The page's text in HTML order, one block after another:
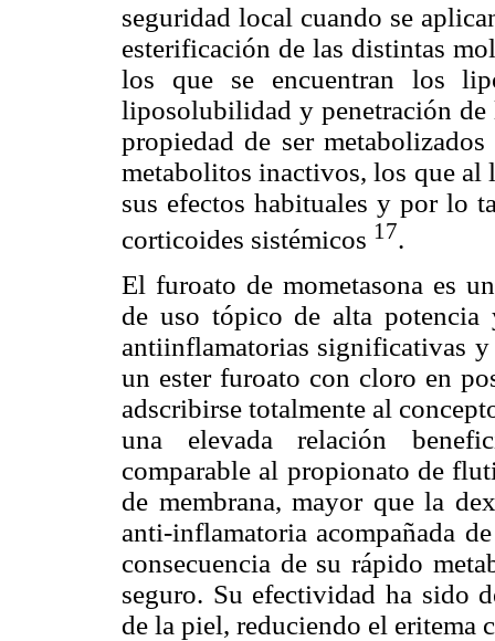
seguridad local cuando se
esterificación de las distintas
los que se encuentran los
liposolubilidad y penetración de
propiedad de ser
metabolitos inactivos, los que al
sus efectos habituales y por lo
corticoides sistémicos 17.
El furoato de mometasona es
de uso tópico de alta potencia
antiinflamatorias significativas
un ester furoato con cloro en
adscribirse totalmente al
una elevada relación
comparable al propionato de
de membrana, mayor que la
anti-inflamatoria acompañada
consecuencia de su rápido
seguro. Su efectividad ha sido
de la piel, reduciendo el eritema